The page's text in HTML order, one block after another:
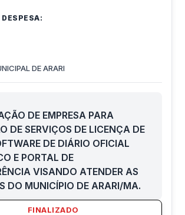
DE ARARI
DE EMPRESA PARA
DE SERVIÇOS DE LICENÇA DE
DE DIÁRIO OFICIAL
E PORTAL DE
VISANDO ATENDER AS
DO MUNICÍPIO DE ARARI/MA.
FINALIZADO